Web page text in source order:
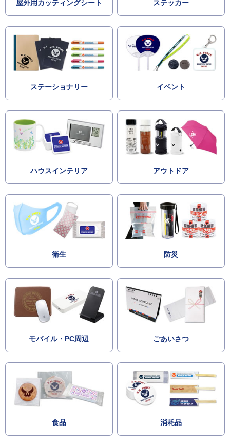
屋外用カッティングシート ステッカー
ステーショナリー イベント
ハウスインテリア アウトドア
衛生 防災
モバイル・PC周辺 ごあいさつ
食品 消耗品